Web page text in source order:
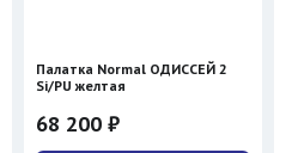
Палатка Normal ОДИССЕЙ 2
Si/PU желтая
68 200 ₽